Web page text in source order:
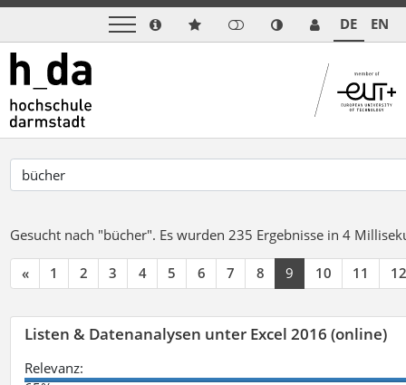
DE EN
Gesucht nach "bücher". Es wurden 235 Ergebnisse in 4
« 1 2 3 4 5 6 7 8 9 10 11 12
Listen & Datenanalysen unter Excel 2016 (online)
Relevanz: